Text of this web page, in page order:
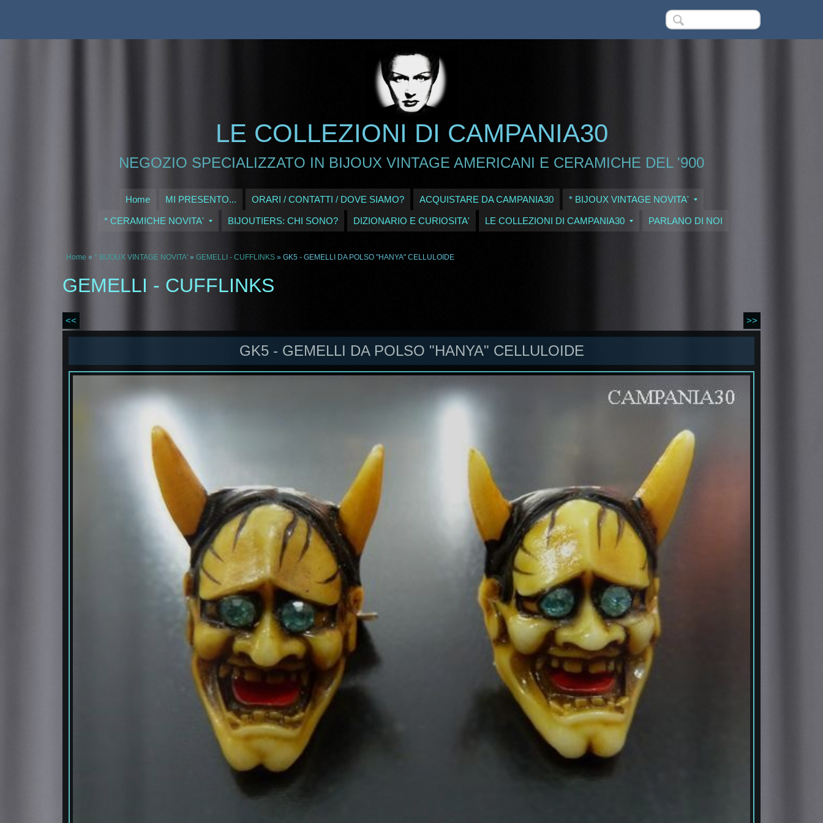
LE COLLEZIONI DI CAMPANIA30
NEGOZIO SPECIALIZZATO IN BIJOUX VINTAGE AMERICANI E CERAMICHE DEL '900
Home MI PRESENTO... ORARI / CONTATTI / DOVE SIAMO? ACQUISTARE DA CAMPANIA30 * BIJOUX VINTAGE NOVITA'
* CERAMICHE NOVITA' BIJOUTIERS: CHI SONO? DIZIONARIO E CURIOSITA' LE COLLEZIONI DI CAMPANIA30 PARLANO DI NOI
Home » * BIJOUX VINTAGE NOVITA' » GEMELLI - CUFFLINKS » GK5 - GEMELLI DA POLSO "HANYA" CELLULOIDE
GEMELLI - CUFFLINKS
<< >>
GK5 - GEMELLI DA POLSO "HANYA" CELLULOIDE